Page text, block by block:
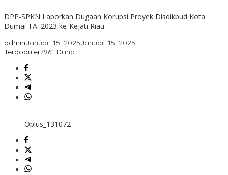
DPP-SPKN Laporkan Dugaan Korupsi Proyek Disdikbud Kota
Dumai TA. 2023 ke-Kejati Riau
adminJanuari 15, 2025Januari 15, 2025
Terpopuler7961 Dilihat
Oplus_131072